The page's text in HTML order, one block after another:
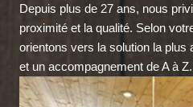
Depuis plus de 27 ans, nous
proximité et la qualité. Selon
orientons vers la solution la plus
et un accompagnement de A à Z.